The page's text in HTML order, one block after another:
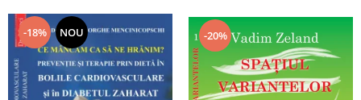
-18% NOU -20%